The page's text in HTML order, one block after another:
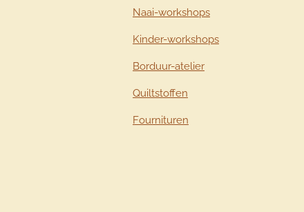
Naai-workshops
Kinder-workshops
Borduur-atelier
Quiltstoffen
Fournituren